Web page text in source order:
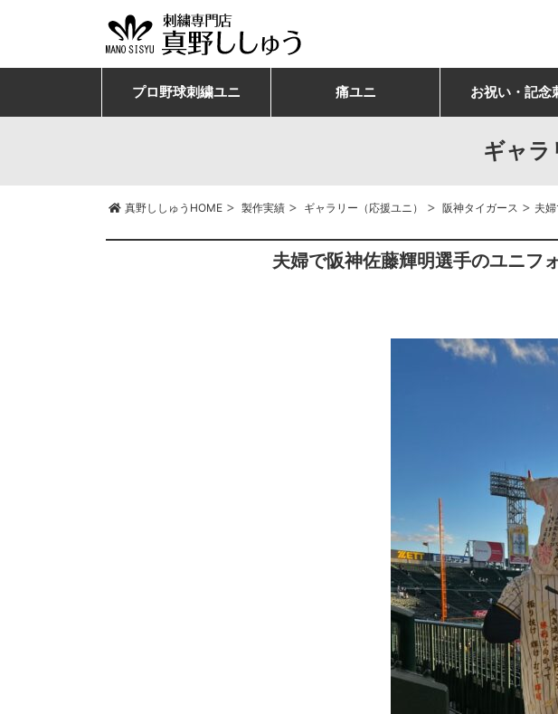
プロ野球刺繍ユニ 痛ユニ お祝い・記念
ギャラ
真野ししゅうHOME> 製作実績> ギャラリー（応援ユニ） > 阪神タイガース > 夫
夫婦で阪神佐藤輝明選手のユニフ